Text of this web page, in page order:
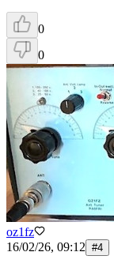
0
0
oz1fz
16/02/26, 09:12 #4